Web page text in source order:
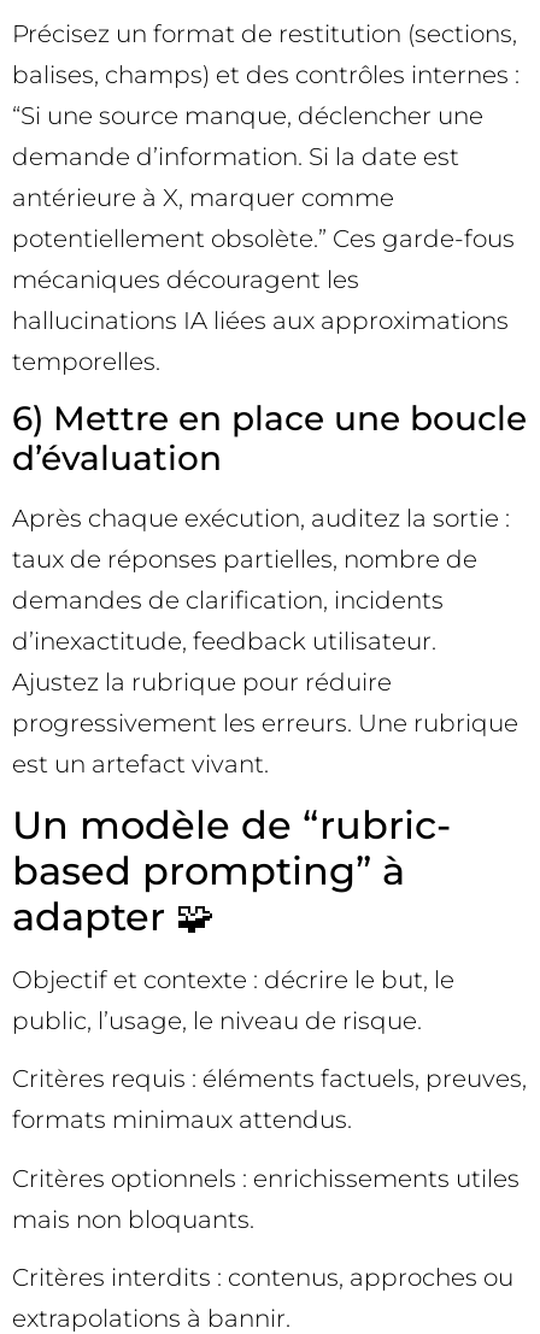
Précisez un format de restitution (sections,
balises, champs) et des contrôles internes :
“Si une source manque, déclencher une
demande d’information. Si la date est
antérieure à X, marquer comme
potentiellement obsolète.” Ces garde-fous
mécaniques découragent les
hallucinations IA liées aux approximations
temporelles.
6) Mettre en place une boucle
d’évaluation
Après chaque exécution, auditez la sortie :
taux de réponses partielles, nombre de
demandes de clarification, incidents
d’inexactitude, feedback utilisateur.
Ajustez la rubrique pour réduire
progressivement les erreurs. Une rubrique
est un artefact vivant.
Un modèle de “rubric-
based prompting” à
adapter 🧩
Objectif et contexte : décrire le but, le
public, l’usage, le niveau de risque.
Critères requis : éléments factuels, preuves,
formats minimaux attendus.
Critères optionnels : enrichissements utiles
mais non bloquants.
Critères interdits : contenus, approches ou
extrapolations à bannir.